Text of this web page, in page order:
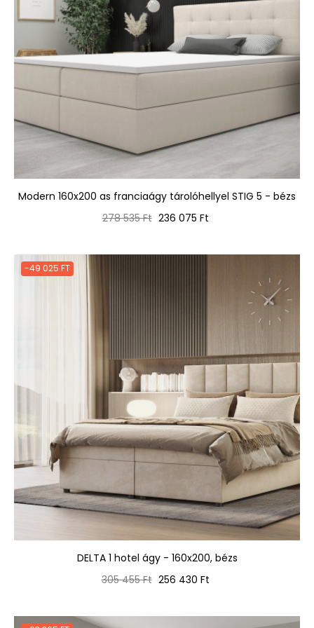
Modern 160x200 as franciaágy tárolóhellyel STIG 5 - bézs
Normál
278 535 Ft Ár
236 075 Ft
-49 025 FT
DELTA 1 hotel ágy - 160x200, bézs
Normál
305 455 Ft Ár
256 430 Ft